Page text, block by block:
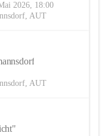
2026, 18:00
AUT
AUT